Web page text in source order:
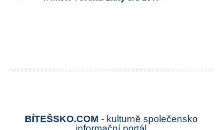
BÍTEŠSKO.COM - kulturně společensko